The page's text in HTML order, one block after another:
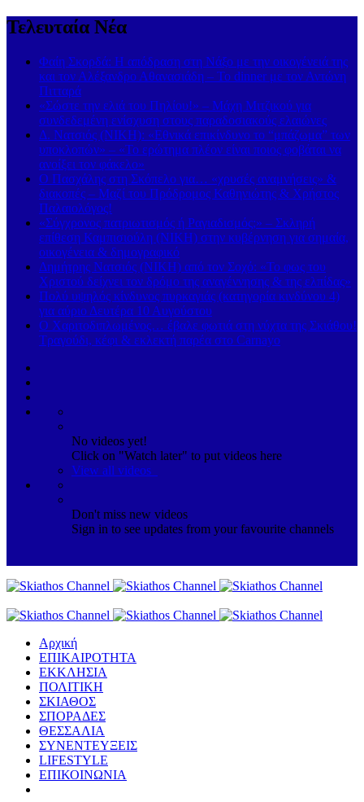
Τελευταία Νέα
Φαίη Σκορδά: Η απόδραση στη Νάξο με την οικογένειά της
και τον Αλέξανδρο Αθανασιάδη – Το dinner με τον Αντώνη
Πιτταρά
«Σώστε την ελιά του Πηλίου!» – Μάχη Μιτζικού για
συνδεδεμένη ενίσχυση στους παραδοσιακούς ελαιώνες
Δ. Νατσιός (ΝΙΚΗ): «Εθνικά επικίνδυνο το “μπάζωμα” των
υποκλοπών» – «Το ερώτημα πλέον είναι ποιος φοβάται να
ανοίξει τον φάκελο»
Ο Πασχάλης στη Σκόπελο για… «χρυσές αναμνήσεις» &
διακοπές – Μαζί του Πρόδρομος Καθηνιώτης & Χρήστος
Παλαιολόγος!
«Σύγχρονος πατριωτισμός ή Ραγιαδισμός;» – Σκληρή
επίθεση Καμπισιούλη (ΝΙΚΗ) στην κυβέρνηση για σημαία,
οικογένεια & δημογραφικό
Δημήτρης Νατσιός (ΝΙΚΗ) από τον Σοχό: «Το φως του
Χριστού δείχνει τον δρόμο της αναγέννησης & της ελπίδας»
Πολύ υψηλός κίνδυνος πυρκαγιάς (κατηγορία κινδύνου 4)
για αύριο Δευτέρα 10 Αυγούστου
Ο Χαριτοδιπλωμένος… έβαλε φωτιά στη νύχτα της Σκιάθου!
Τραγούδι, κέφι & εκλεκτή παρέα στο Carnayo
No videos yet!
Click on "Watch later" to put videos here
View all videos
Don't miss new videos
Sign in to see updates from your favourite channels
Αρχική
ΕΠΙΚΑΙΡΟΤΗΤΑ
ΕΚΚΛΗΣΙΑ
ΠΟΛΙΤΙΚΗ
ΣΚΙΑΘΟΣ
ΣΠΟΡΑΔΕΣ
ΘΕΣΣΑΛΙΑ
ΣΥΝΕΝΤΕΥΞΕΙΣ
LIFESTYLE
ΕΠΙΚΟΙΝΩΝΙΑ